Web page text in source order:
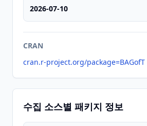
2026-07-10
CRAN
cran.r-project.org/package=BAGofT
수집 소스별 패키지 정보